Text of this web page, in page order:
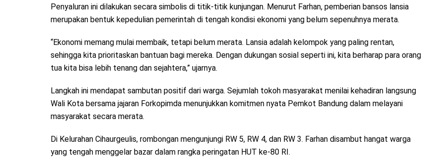
Penyaluran ini dilakukan secara simbolis di titik-titik kunjungan. Menurut Farhan, pemberian bansos lansia
merupakan bentuk kepedulian pemerintah di tengah kondisi ekonomi yang belum sepenuhnya merata.
“Ekonomi memang mulai membaik, tetapi belum merata. Lansia adalah kelompok yang paling rentan,
sehingga kita prioritaskan bantuan bagi mereka. Dengan dukungan sosial seperti ini, kita berharap para orang
tua kita bisa lebih tenang dan sejahtera,” ujarnya.
Langkah ini mendapat sambutan positif dari warga. Sejumlah tokoh masyarakat menilai kehadiran langsung
Wali Kota bersama jajaran Forkopimda menunjukkan komitmen nyata Pemkot Bandung dalam melayani
masyarakat secara merata.
Di Kelurahan Cihaurgeulis, rombongan mengunjungi RW 5, RW 4, dan RW 3. Farhan disambut hangat warga
yang tengah menggelar bazar dalam rangka peringatan HUT ke-80 RI.